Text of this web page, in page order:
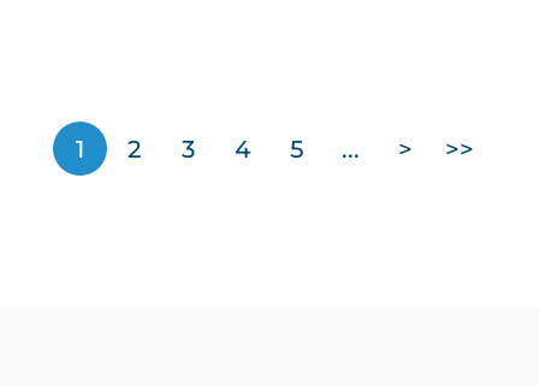
1 2 3 4 5 ... > >>